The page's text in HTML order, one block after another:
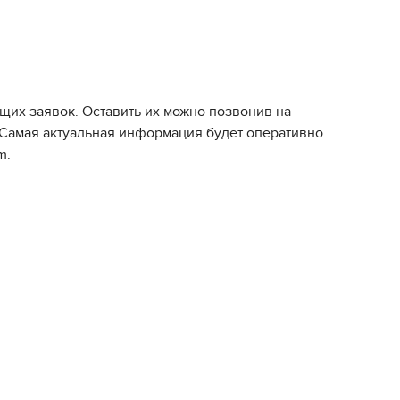
заявок. Оставить их можно позвонив на
актуальная информация будет оперативно